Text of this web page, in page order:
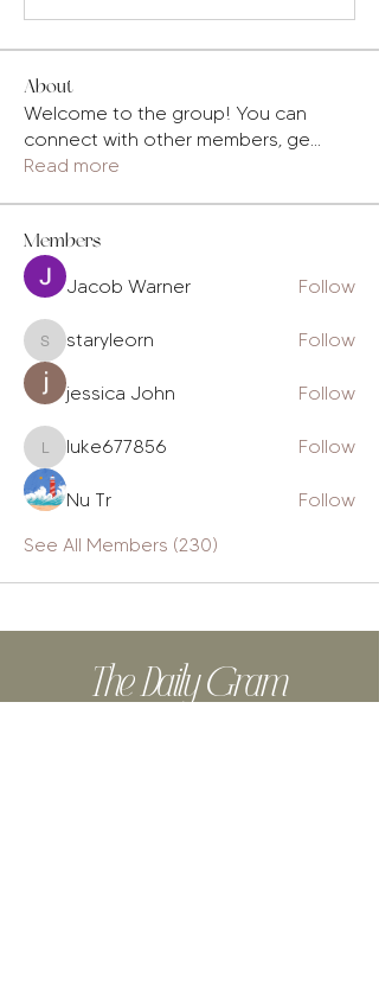
About
Welcome to the group! You can
connect with other members, ge
Read more
Members
Jacob Warner Follow
staryleorn
staryleorn Follow
jessica John Follow
luke677856
luke677856 Follow
Nu Tr
Follow
See All Members (230)
The Daily Gram